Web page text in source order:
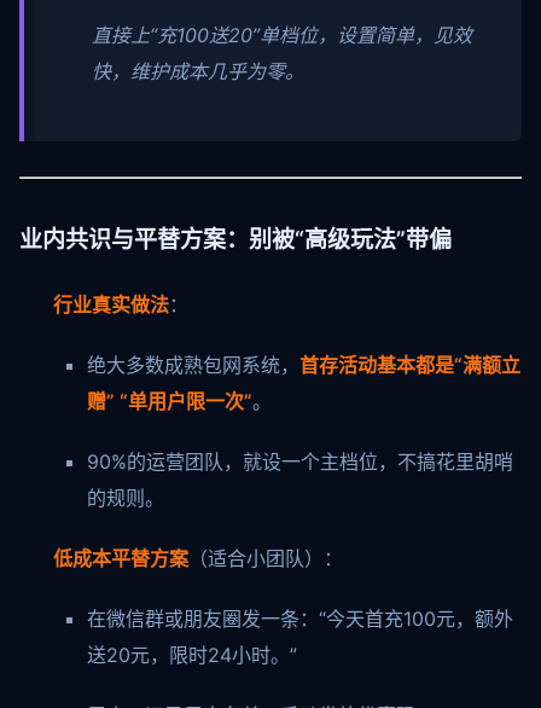
直接上“充100送20”单档位，设置简单，见效
快，维护成本几乎为零。
业内共识与平替方案：别被“高级玩法”带偏
行业真实做法：
绝大多数成熟包网系统， 首存活动基本都是“满额立
赠” “单用户限一次”。
90%的运营团队，就设一个主档位，不搞花里胡哨
的规则。
低成本平替方案 （适合小团队）：
在微信群或朋友圈发一条：“今天首充100元，额外
送20元，限时24小时。”